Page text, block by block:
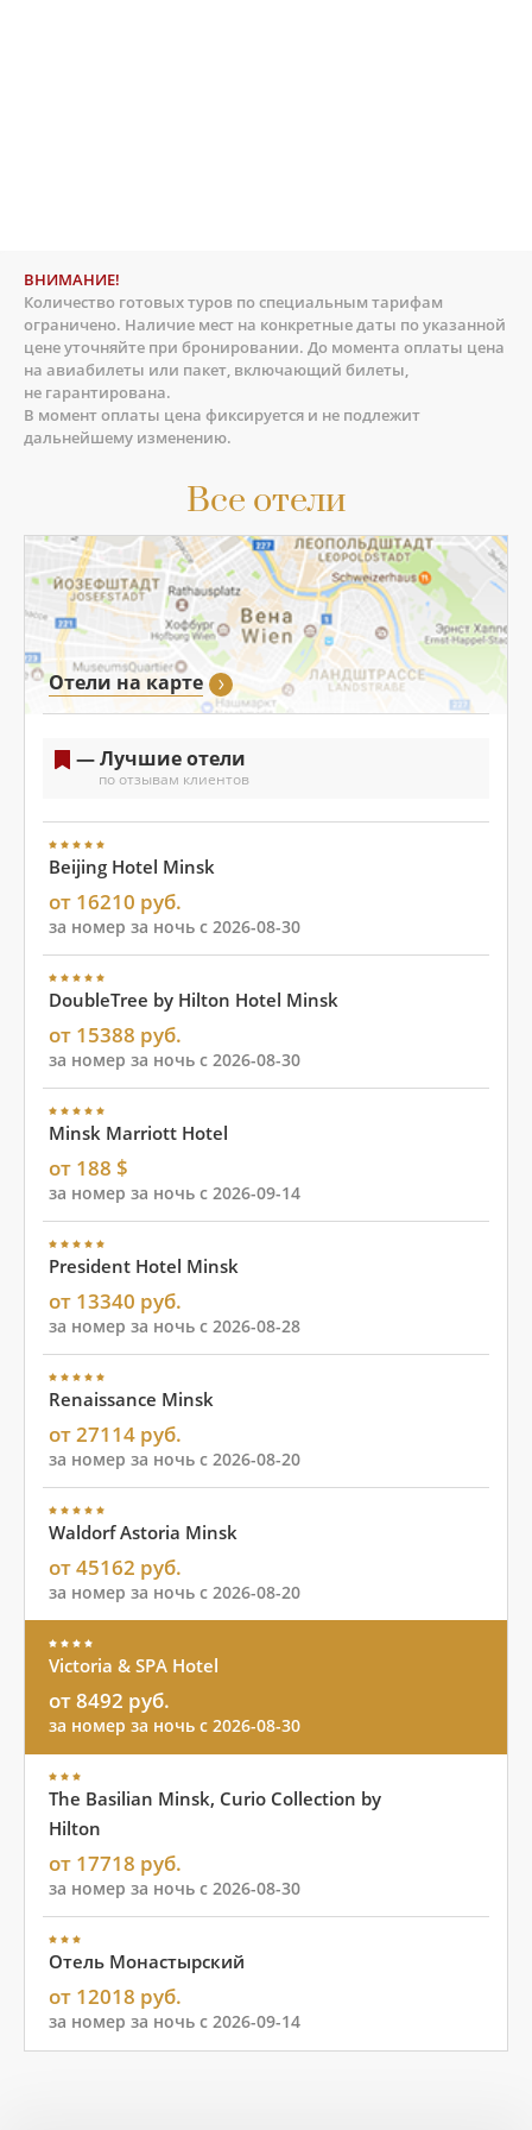
Все отели
Отели на карте
— Лучшие отели
по отзывам клиентов
Beijing Hotel Minsk
от 16210 руб.
за номер за ночь с 2026-08-30
DoubleTree by Hilton Hotel Minsk
от 15388 руб.
за номер за ночь с 2026-08-30
Minsk Marriott Hotel
от 188 $
за номер за ночь с 2026-09-14
President Hotel Minsk
от 13340 руб.
за номер за ночь с 2026-08-28
Renaissance Minsk
от 27114 руб.
за номер за ночь с 2026-08-20
Waldorf Astoria Minsk
от 45162 руб.
за номер за ночь с 2026-08-20
Victoria & SPA Hotel
от 8492 руб.
за номер за ночь с 2026-08-30
The Basilian Minsk, Curio Collection by
Hilton
от 17718 руб.
за номер за ночь с 2026-08-30
Отель Монастырский
от 12018 руб.
за номер за ночь с 2026-09-14
ВНИМАНИЕ!
Количество готовых туров по специальным тарифам
ограничено. Наличие мест на конкретные даты по указанной
цене уточняйте при бронировании. До момента оплаты цена
на авиабилеты или пакет, включающий билеты,
не гарантирована.
В момент оплаты цена фиксируется и не подлежит
дальнейшему изменению.